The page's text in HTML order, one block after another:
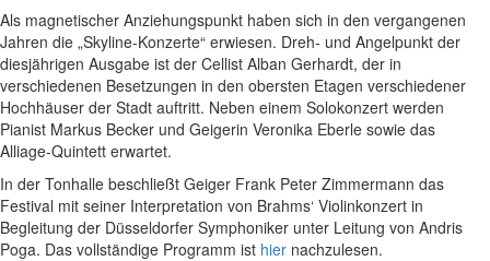
Als magnetischer Anziehungspunkt haben sich in den vergangenen
Jahren die „Skyline-Konzerte“ erwiesen. Dreh- und Angelpunkt der
diesjährigen Ausgabe ist der Cellist Alban Gerhardt, der in
verschiedenen Besetzungen in den obersten Etagen verschiedener
Hochhäuser der Stadt auftritt. Neben einem Solokonzert werden
Pianist Markus Becker und Geigerin Veronika Eberle sowie das
Alliage-Quintett erwartet.
In der Tonhalle beschließt Geiger Frank Peter Zimmermann das
Festival mit seiner Interpretation von Brahms‘ Violinkonzert in
Begleitung der Düsseldorfer Symphoniker unter Leitung von Andris
Poga. Das vollständige Programm ist hier nachzulesen.